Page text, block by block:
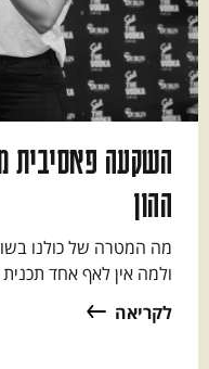
השקעה פאסיבית
ההון
מה המטרה של כולנו
ולמה אין לאף אחד
לקריאה